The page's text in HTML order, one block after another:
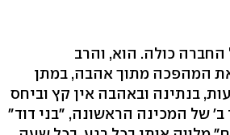
כולה. הוא, והרב
את המהפכה מתוך אהבה, במתן
בנתינה ובאהבה אין קץ וביחס
ב' של המכינה הראשונה, "בני דוד"